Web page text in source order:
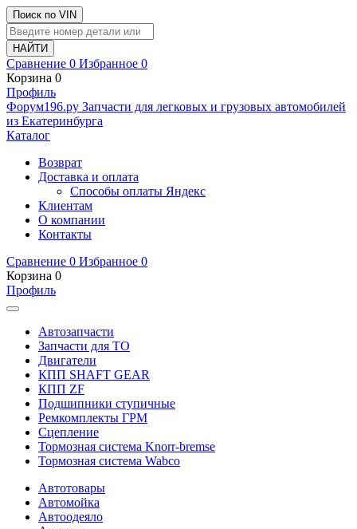
Поиск по VIN
Сравнение 0 Избранное 0
Корзина 0
Профиль
Фoрум196.ру Запчасти для легковых и грузовых автомобилей
из Екатеринбурга
Каталог
Возврат
Доставка и оплата
Способы оплаты Яндекс
Клиентам
О компании
Контакты
Сравнение 0 Избранное 0
Корзина 0
Профиль
Автозапчасти
Запчасти для ТО
Двигатели
КПП SHAFT GEAR
КПП ZF
Подшипники ступичные
Ремкомплекты ГРМ
Сцепление
Тормозная система Knorr-bremse
Тормозная система Wabco
Автотовары
Автомойка
Автоодеяло